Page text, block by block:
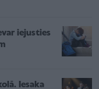
iejusties
Iesaka